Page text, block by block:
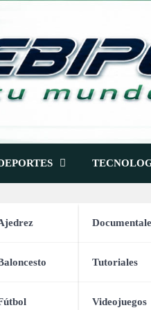
Tutoriales
Videojuegos
NOX